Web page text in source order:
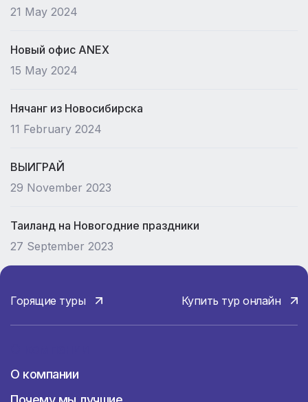
21 May 2024
Новый офис ANEX
15 May 2024
Нячанг из Новосибирска
11 February 2024
ВЫИГРАЙ
29 November 2023
Таиланд на Новогодние праздники
27 September 2023
Горящие туры Купить тур онлайн
О компании